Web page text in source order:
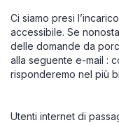
Ci siamo presi
accessibile. Se
delle domande da
alla seguente e-mail :
risponderemo nel più
Utenti internet di